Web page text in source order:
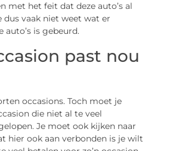
met het feit dat deze auto’s al
vaak niet weet wat er
auto’s is gebeurd.
past nou
occasions. Toch moet je
die niet al te veel
Je moet ook kijken naar
hier ook aan verbonden is je wilt